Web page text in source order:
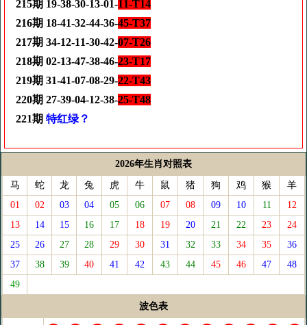
215期 19-38-30-13-01-11-T14
216期 18-41-32-44-36-45-T37
217期 34-12-11-30-42-07-T26
218期 02-13-47-38-46-23-T17
219期 31-41-07-08-29-22-T43
220期 27-39-04-12-38-25-T48
221期 特红绿？
2026年生肖对照表
马 蛇 龙 兔 虎 牛 鼠 猪 狗 鸡 猴
羊
01
02 03 04 05 06 07 08 09 10 11
12
13
14 15 16 17 18 19 20 21 22 23
24
25
26 27 28 29 30 31 32 33 34 35
36
37
38 39 40 41 42 43 44 45 46 47
48
49
波色表